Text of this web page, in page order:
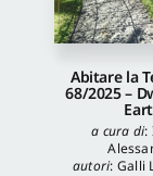
Abitare la
68/2025 –
a cura di:
autori: Galli